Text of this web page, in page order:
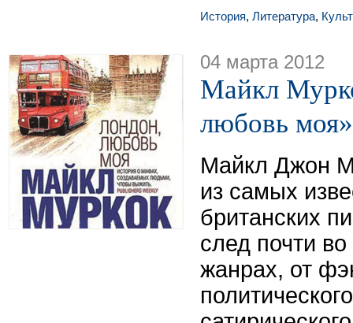
История, Литература,
04 марта 2012
Майкл
любовь моя»
Майкл Джон
из самых
британских
след почти
жанрах, от